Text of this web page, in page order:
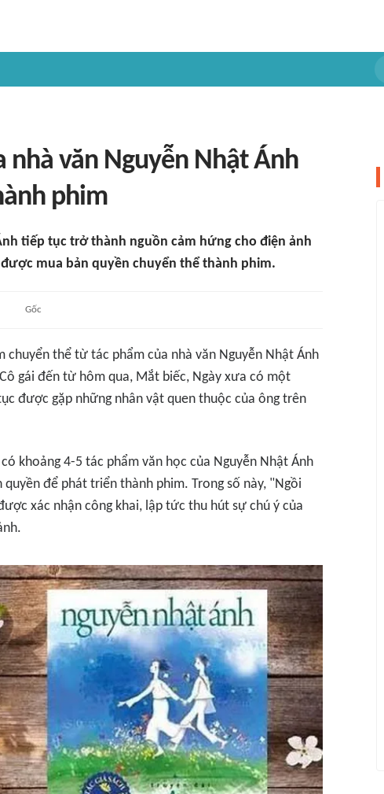
nhà văn Nguyễn Nhật Ánh
phim
tiếp tục trở thành nguồn cảm hứng cho điện ảnh
mua bản quyền chuyển thể thành phim.
Gốc
chuyển thể từ tác phẩm của nhà văn Nguyễn Nhật Ánh
gái đến từ hôm qua, Mắt biếc, Ngày xưa có một
được gặp những nhân vật quen thuộc của ông trên
khoảng 4-5 tác phẩm văn học của Nguyễn Nhật Ánh
để phát triển thành phim. Trong số này, "Ngồi
xác nhận công khai, lập tức thu hút sự chú ý của